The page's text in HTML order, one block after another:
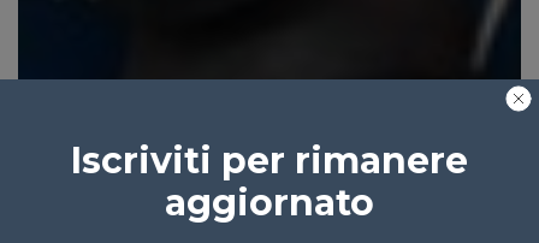
Iscriviti per rimanere
aggiornato